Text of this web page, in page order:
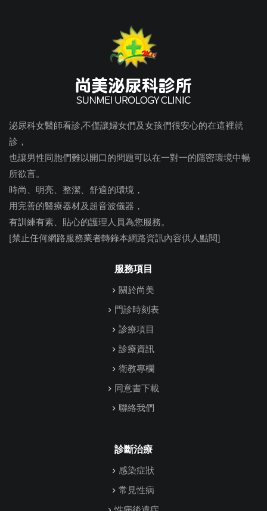
泌尿科女醫師看診,不僅讓婦女們及女孩們很安心的在這裡就
診，
也讓男性同胞們難以開口的問題可以在一對一的隱密環境中暢
所欲言。
時尚、明亮、整潔、舒適的環境，
用完善的醫療器材及超音波儀器，
有訓練有素、貼心的護理人員為您服務。
[禁止任何網路服務業者轉錄本網路資訊內容供人點閱]
服務項目
關於尚美
門診時刻表
診療項目
診療資訊
衛教專欄
同意書下載
聯絡我們
診斷治療
感染症狀
常見性病